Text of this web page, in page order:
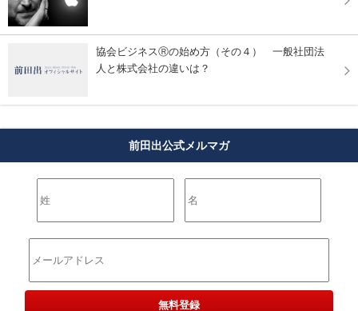
協会ビジネスⓇの始め方（その４） 一般社団法
人と株式会社の違いは？
前田出公式メルマガ